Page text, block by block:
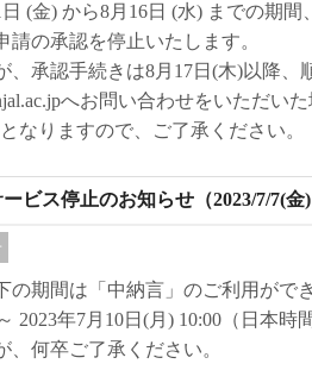
(金) から8月16日 (水) までの期
の承認を停止いたします。
、承認手続きは8月17日(木)以降、
へお問い合わせをいただい
なりますので、ご了承ください。
ビス停止のお知らせ（2023/7/7(金)
の期間は「中納言」のご利用がで
2023年7月10日(月) 10:00（日本時
、何卒ご了承ください。